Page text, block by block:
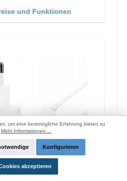
und Funktionen
um eine bestmögliche Erfahrung bieten zu
Mehr Informationen ...
Konfigurieren
akzeptieren